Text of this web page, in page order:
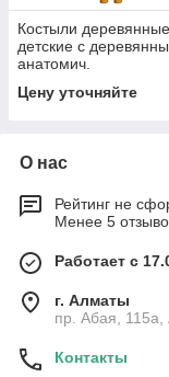
Костыли деревянные
детские с
анатомич.
ручками с УПС
Цену уточняйте
О нас
Рейтинг не
Менее 5
Работает с
г. Алматы
пр. Абая, 115а,
Контакты